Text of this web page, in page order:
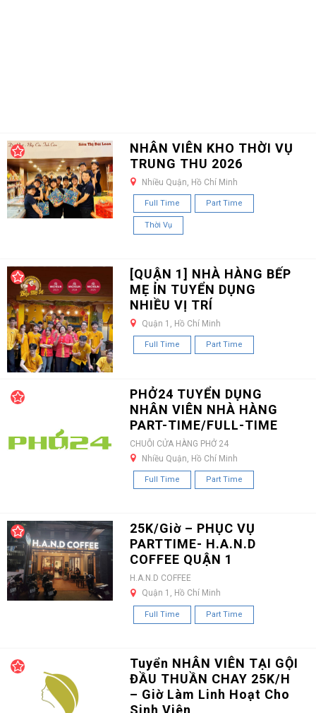
NHÂN VIÊN KHO THỜI VỤ
TRUNG THU 2026
Nhiều Quận, Hồ Chí Minh
Full Time Part Time
Thời Vụ
[QUẬN 1] NHÀ HÀNG BẾP
MẸ ỈN TUYỂN DỤNG
NHIỀU VỊ TRÍ
Quận 1, Hồ Chí Minh
Full Time Part Time
PHỞ24 TUYỂN DỤNG
NHÂN VIÊN NHÀ HÀNG
PART-TIME/FULL-TIME
CHUỖI CỬA HÀNG PHỞ 24
Nhiều Quận, Hồ Chí Minh
Full Time Part Time
25K/Giờ – PHỤC VỤ
PARTTIME- H.A.N.D
COFFEE QUẬN 1
H.A.N.D COFFEE
Quận 1, Hồ Chí Minh
Full Time Part Time
Tuyển NHÂN VIÊN TẠI GỘI
ĐẦU THUẦN CHAY 25K/H
– Giờ Làm Linh Hoạt Cho
Sinh Viên